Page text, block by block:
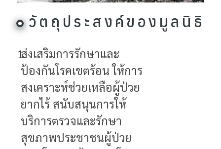
วัตถุประสงค์ของมูลนิธิ
1.
ส่งเสริมการรักษาและ
ป้องกันโรคเขตร้อน ให้การ
สงเคราะห์ช่วยเหลือผู้ป่วย
ยากไร้ สนับสนุนการให้
บริการตรวจและรักษา
สุขภาพประชาชนผู้ป่วย